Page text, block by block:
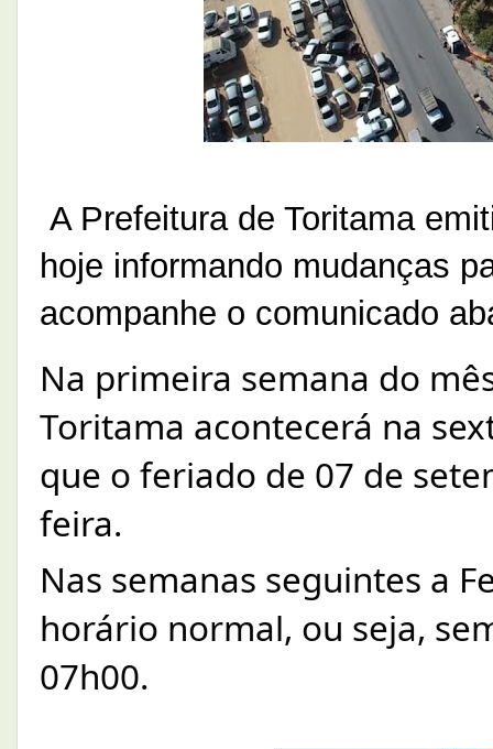
A Prefeitura de Toritama
hoje informando mudanças
acompanhe o comunicado
Na primeira semana do
Toritama acontecerá na
que o feriado de 07 de
feira.
Nas semanas seguintes a
horário normal, ou seja,
07h00.